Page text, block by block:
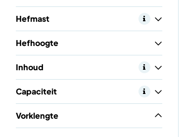
Hefmast
Hefhoogte
Inhoud
Capaciteit
Vorklengte